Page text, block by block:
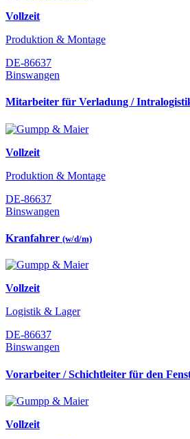
Vollzeit
Produktion & Montage
DE-86637
Binswangen
Mitarbeiter für Verladung /
Vollzeit
Produktion & Montage
DE-86637
Binswangen
Kranfahrer (w/d/m)
Vollzeit
Logistik & Lager
DE-86637
Binswangen
Vorarbeiter / Schichtleiter für den
Vollzeit